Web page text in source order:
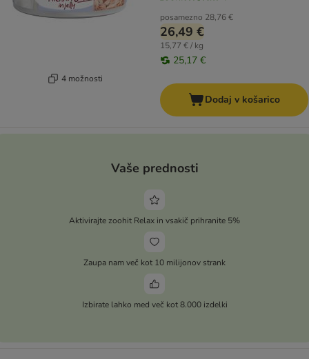
4 možnosti
posamezno 28,76 €
26,49 €
15,77 € / kg
25,17 €
Dodaj v košarico
Vaše prednosti
Aktivirajte zoohit Relax in vsakič prihranite 5%
Zaupa nam več kot 10 milijonov strank
Izbirate lahko med več kot 8.000 izdelki